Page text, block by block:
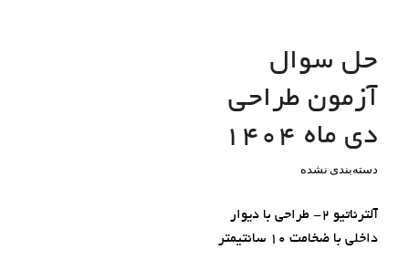
حل سوال
آزمون طراحی
دی ماه 1404
دسته‌بندی نشده
آلترناتیو 2- طراحی با دیوار
داخلی با ضخامت 10 سانتیمتر